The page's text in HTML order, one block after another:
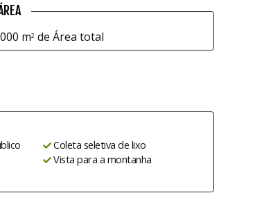
m2 de Área total
Coleta seletiva de lixo
Vista para a montanha